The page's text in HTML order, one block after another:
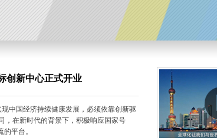
创新中心正式开业
中国经济持续健康发展，必须依靠创新驱
，在新时代的背景下，积极响应国家号
平台。